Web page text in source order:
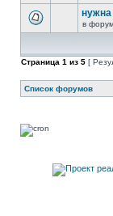
нужна
в
Страница 1 из 5 [
Список форумов